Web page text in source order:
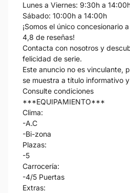
Lunes a Viernes: 9:30h a
Sábado: 10:00h a 14:00h
¡Somos el único concesionario
4,8 de reseñas!
Contacta con nosotros y
felicidad de serie.
Este anuncio no es vinculante,
se muestra a título informativo
Consulte condiciones
***EQUIPAMIENTO***
Clima:
-A.C
-Bi-zona
Plazas:
-5
Carrocería:
-4/5 Puertas
Extras: